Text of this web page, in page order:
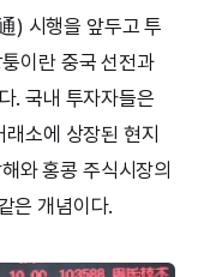
) 시행을 앞두고 투
이란 중국 선전과
. 국내 투자자들은
소에 상장된 현지
와 홍콩 주식시장의
은 개념이다.